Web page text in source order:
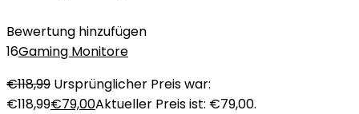
Bewertung hinzufügen
16Gaming Monitore
€118,99 Ursprünglicher Preis war:
€118,99€79,00Aktueller Preis ist: €79,00.